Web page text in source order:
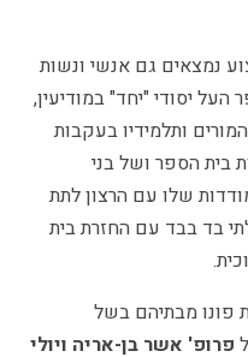
נמצאים גם אנשי ונשות
העל יסודי "יחד" במודיעין,
ותלמידיו בעקבות
בית הספר ושל בני
שלו עם הרצון לתת
בד בבד עם החזרת בית
פונו מבתיהם בשל
פרופ' אשר בן-אריה ויולי